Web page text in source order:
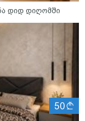
დიდ დიღომში
50